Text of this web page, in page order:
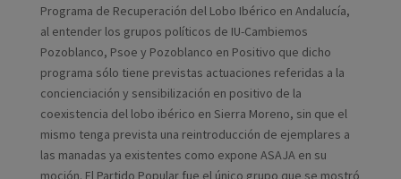
Programa de Recuperación del Lobo Ibérico en Andalucía,
al entender los grupos políticos de IU-Cambiemos
Pozoblanco, Psoe y Pozoblanco en Positivo que dicho
programa sólo tiene previstas actuaciones referidas a la
concienciación y sensibilización en positivo de la
coexistencia del lobo ibérico en Sierra Moreno, sin que el
mismo tenga prevista una reintroducción de ejemplares a
las manadas ya existentes como expone ASAJA en su
moción. El Partido Popular fue el único grupo que se mostró